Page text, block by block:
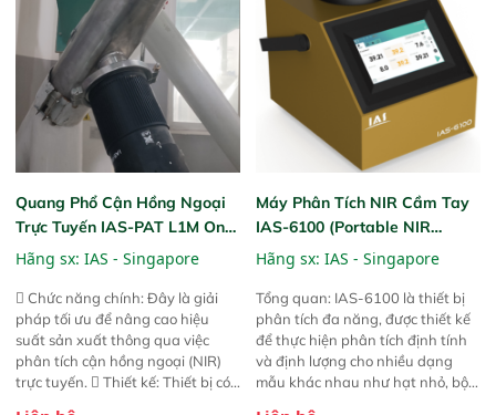
phản hồi phổ tuyến tính đầy đủ,
đảm bảo độ chính xác và khả
năng lặp lại tối ưu.
Quang Phổ Cận Hồng Ngoại
Trực Tuyến IAS-PAT L1M On-
Line NIR
Hãng sx: IAS - Singapore
 Chức năng chính: Đây là giải
pháp tối ưu để nâng cao hiệu
suất sản xuất thông qua việc
phân tích cận hồng ngoại (NIR)
trực tuyến.  Thiết kế: Thiết bị có
Máy Phân Tích NIR Cầm Tay
IAS-6100 (Portable NIR
Analyzer)
Hãng sx: IAS - Singapore
Tổng quan: IAS-6100 là thiết bị
phân tích đa năng, được thiết kế
để thực hiện phân tích định tính
và định lượng cho nhiều dạng
mẫu khác nhau như hạt nhỏ, bột,